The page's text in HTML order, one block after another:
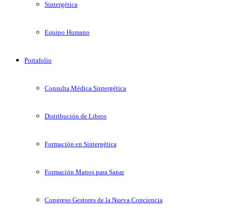
Sintergética
Equipo Humano
Portafolio
Consulta Médica Sintergética
Distribución de Libros
Formación en Sintergética
Formación Manos para Sanar
Congreso Gestores de la Nueva Conciencia